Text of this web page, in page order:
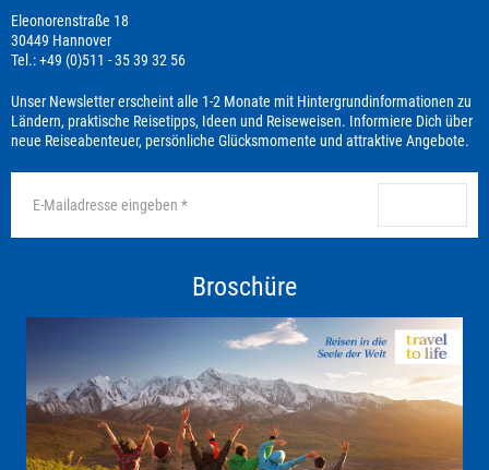
Eleonorenstraße 18
30449 Hannover
Tel.: +49 (0)511 - 35 39 32 56
Unser Newsletter erscheint alle 1-2 Monate mit Hintergrundinformationen zu
Ländern, praktische Reisetipps, Ideen und Reiseweisen. Informiere Dich über
neue Reiseabenteuer, persönliche Glücksmomente und attraktive Angebote.
Broschüre